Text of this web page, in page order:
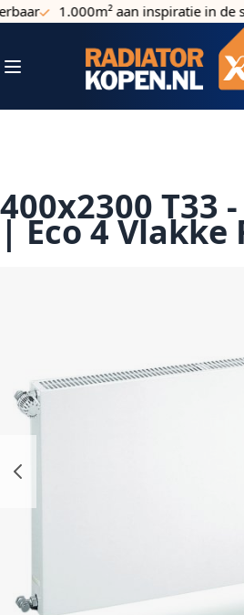
Ga naar de inhoud
1.000m² aan inspiratie in de
Toggle Nav
400x2300 T33
| Eco 4